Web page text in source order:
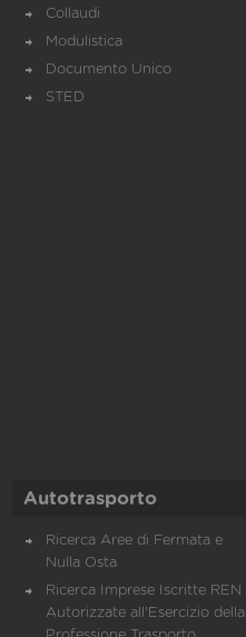
Collaudi
Modulistica
Documento Unico
STED
Autotrasporto
Ricerca Aree di Fermata e
Nulla Osta
Ricerca Imprese Iscritte REN
Autorizzate all'Esercizio della